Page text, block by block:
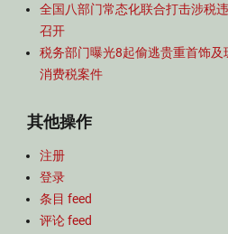
全国八部门常态化联合打击涉税
召开
税务部门曝光8起偷逃贵重首饰
消费税案件
其他操作
注册
登录
条目 feed
评论 feed